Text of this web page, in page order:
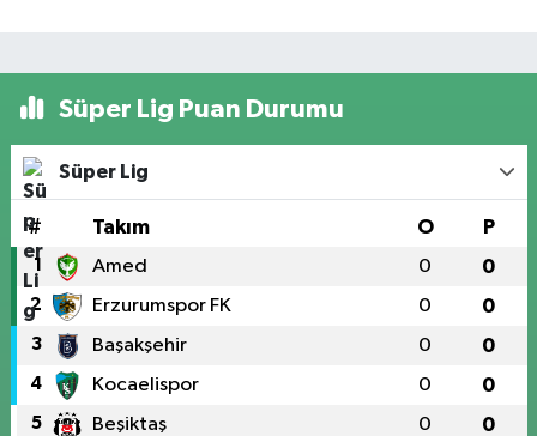
Süper Lig Puan Durumu
Süper Lig
# Takım O P
1 Amed 0 0
2 Erzurumspor FK 0 0
3 Başakşehir 0 0
4 Kocaelispor 0 0
5 Beşiktaş 0 0